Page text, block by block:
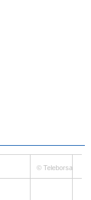
© Teleborsa